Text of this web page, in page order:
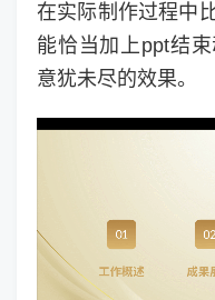
在实际制作过程中
能恰当加上ppt结
意犹未尽的效果